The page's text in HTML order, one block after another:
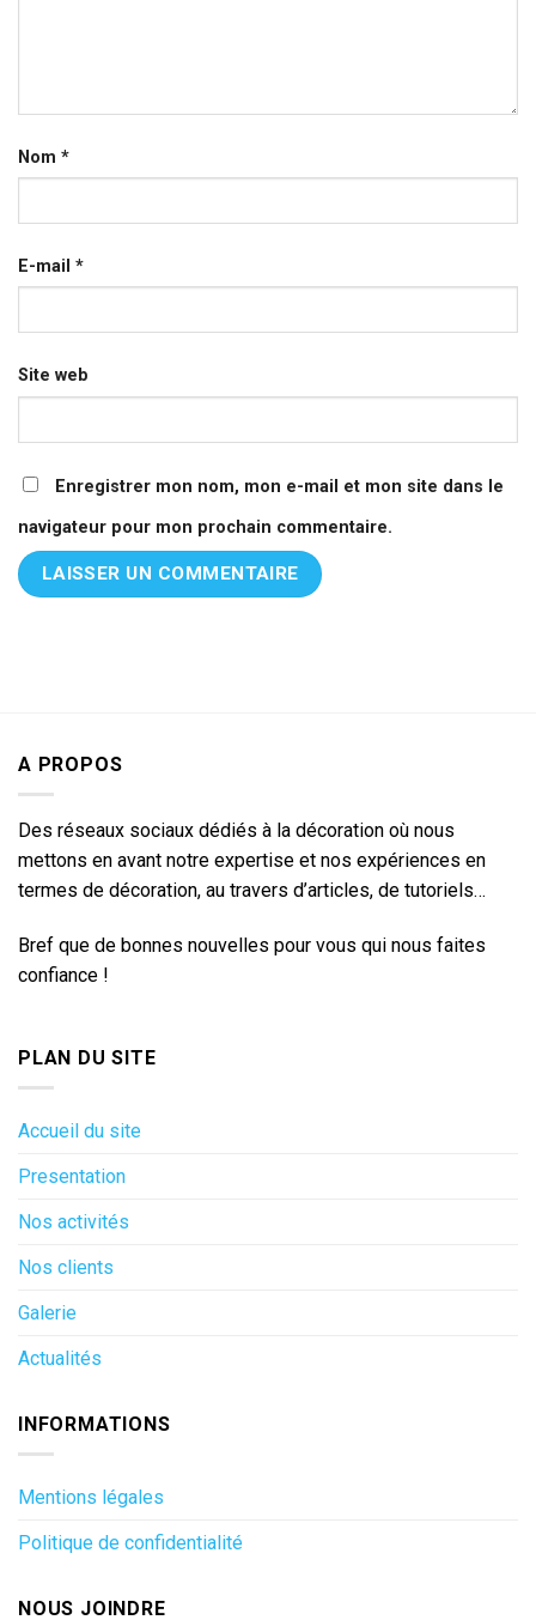
Nom *
E-mail *
Site web
Enregistrer mon nom, mon e-mail et mon site dans le
navigateur pour mon prochain commentaire.
A PROPOS
Des réseaux sociaux dédiés à la décoration où nous
mettons en avant notre expertise et nos expériences en
termes de décoration, au travers d’articles, de tutoriels…
Bref que de bonnes nouvelles pour vous qui nous faites
confiance !
PLAN DU SITE
Accueil du site
Presentation
Nos activités
Nos clients
Galerie
Actualités
INFORMATIONS
Mentions légales
Politique de confidentialité
NOUS JOINDRE